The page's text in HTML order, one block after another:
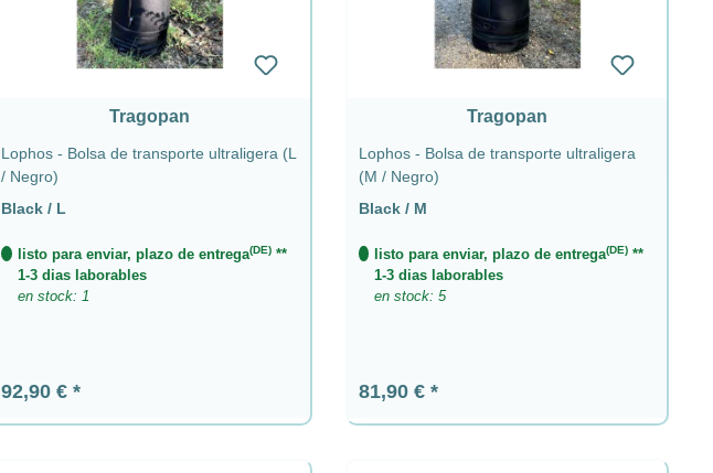
Tragopan
Lophos - Bolsa de transporte ultraligera (L
/ Negro)
Black / L
listo para enviar, plazo de entrega(DE)**
1-3 dias laborables
en stock: 1
Precio normal:
92,90 €
Tragopan
Lophos - Bolsa de transporte ultraligera
(M / Negro)
Black / M
listo para enviar, plazo de entrega(DE) **
1-3 dias laborables
en stock: 5
Precio normal:
81,90 €